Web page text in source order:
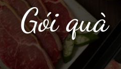
Gói quà